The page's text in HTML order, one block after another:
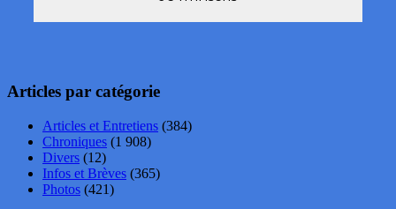
Articles par catégorie
Articles et Entretiens (384)
Chroniques (1 908)
Divers (12)
Infos et Brèves (365)
Photos (421)